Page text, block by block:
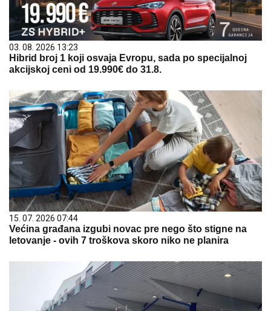
03. 08. 2026 13:23
Hibrid broj 1 koji osvaja Evropu, sada po specijalnoj
akcijskoj ceni od 19.990€ do 31.8.
15. 07. 2026 07:44
Većina građana izgubi novac pre nego što stigne na
letovanje - ovih 7 troškova skoro niko ne planira